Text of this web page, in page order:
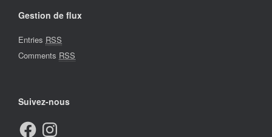
Gestion de flux
Entries RSS
Comments RSS
Suivez-nous
FacebookInstagram